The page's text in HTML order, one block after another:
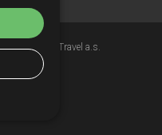
Hotels&Travel a.s.